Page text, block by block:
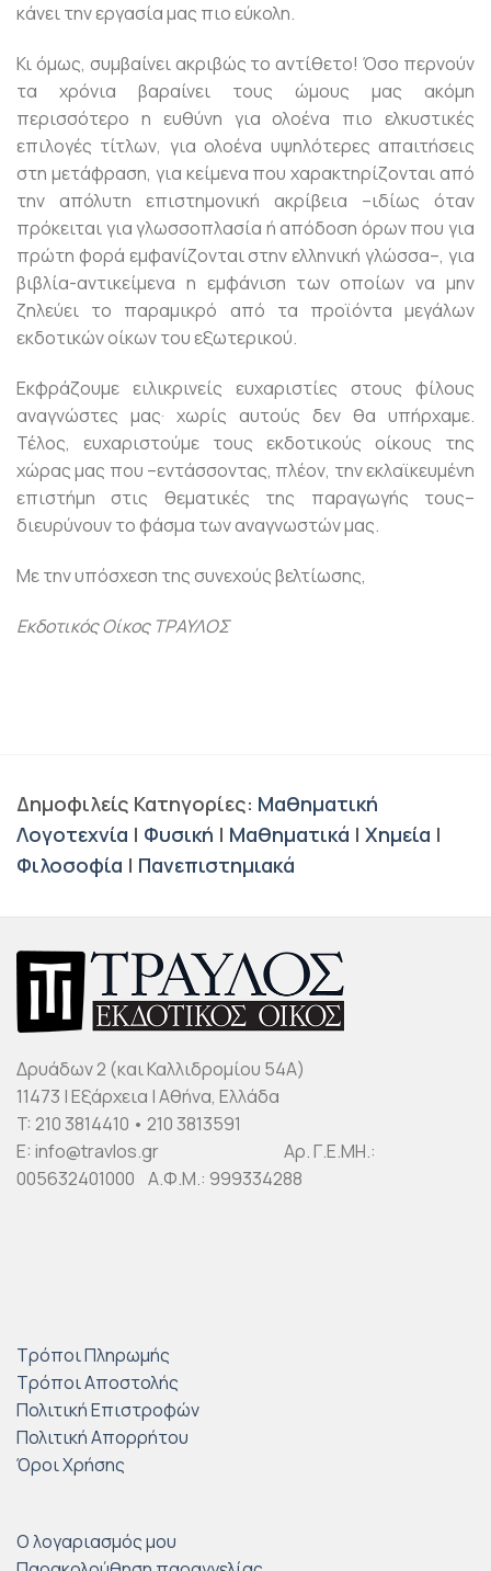
κάνει την εργασία μας πιο εύκολη.
Κι όμως, συμβαίνει ακριβώς το αντίθετο! Όσο περνούν
τα χρόνια βαραίνει τους ώμους μας ακόμη
περισσότερο η ευθύνη για ολοένα πιο ελκυστικές
επιλογές τίτλων, για ολοένα υψηλότερες απαιτήσεις
στη μετάφραση, για κείμενα που χαρακτηρίζονται από
την απόλυτη επιστημονική ακρίβεια –ιδίως όταν
πρόκειται για γλωσσοπλασία ή απόδοση όρων που για
πρώτη φορά εμφανίζονται στην ελληνική γλώσσα–, για
βιβλία-αντικείμενα η εμφάνιση των οποίων να μην
ζηλεύει το παραμικρό από τα προϊόντα μεγάλων
εκδοτικών οίκων του εξωτερικού.
Εκφράζουμε ειλικρινείς ευχαριστίες στους φίλους
αναγνώστες μας· χωρίς αυτούς δεν θα υπήρχαμε.
Τέλος, ευχαριστούμε τους εκδοτικούς οίκους της
χώρας μας που –εντάσσοντας, πλέον, την εκλαϊκευμένη
επιστήμη στις θεματικές της παραγωγής τους–
διευρύνουν το φάσμα των αναγνωστών μας.
Με την υπόσχεση της συνεχούς βελτίωσης,
Εκδοτικός Οίκος ΤΡΑΥΛΟΣ
Δημοφιλείς Κατηγορίες: Μαθηματική
Λογοτεχνία | Φυσική | Μαθηματικά | Χημεία |
Φιλοσοφία | Πανεπιστημιακά
Δρυάδων 2 (και Καλλιδρομίου 54Α)
11473 | Εξάρχεια | Αθήνα, Ελλάδα
T: 210 3814410 • 210 3813591
E: info@travlos.gr Αρ. Γ.Ε.ΜΗ.:
005632401000 Α.Φ.Μ.: 999334288
Τρόποι Πληρωμής
Τρόποι Αποστολής
Πολιτική Επιστροφών
Πολιτική Απορρήτου
Όροι Χρήσης
Ο λογαριασμός μου